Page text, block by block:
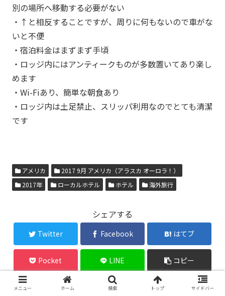
別の場所へ移動する必要がない
・↑と相反することですが、周りに何もないので車がな
いと不便
・宿泊料金はまずまず手頃
・ロッジ内にはアンティークものが多数置いてあり楽し
めます
・Wi-Fiあり、簡単な朝食あり
・ロッジ内は土足禁止、スリッパ利用なのでとても清潔
です
アメリカ
2017 9月 アメリカ（アラスカ オーロラ！）
2017年
ローカルホテル ホテル 海外旅行
シェアする
Twitter Facebook はてブ
Pocket LINE コピー
メニュー ホーム 検索 トップ サイドバー